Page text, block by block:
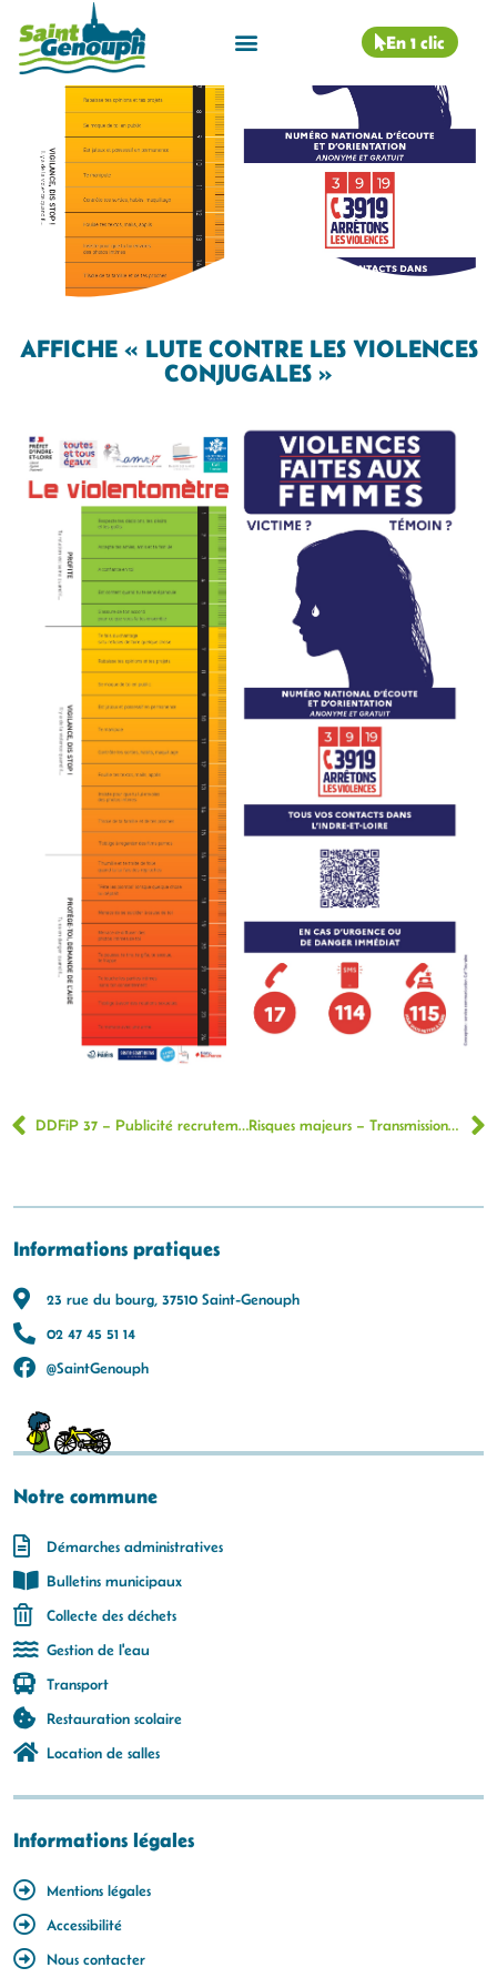
En 1 clic
AFFICHE « LUTE CONTRE LES VIOLENCES
CONJUGALES »
DDFiP 37 – Publicité recrutement de contractuels en situation de handicap – Année 2026 Risques majeurs – Transmission d’information au Maire (TIM)
Informations pratiques
23 rue du bourg, 37510 Saint-Genouph
02 47 45 51 14
@SaintGenouph
Notre commune
Démarches administratives
Bulletins municipaux
Collecte des déchets
Gestion de l'eau
Transport
Restauration scolaire
Location de salles
Informations légales
Mentions légales
Accessibilité
Nous contacter